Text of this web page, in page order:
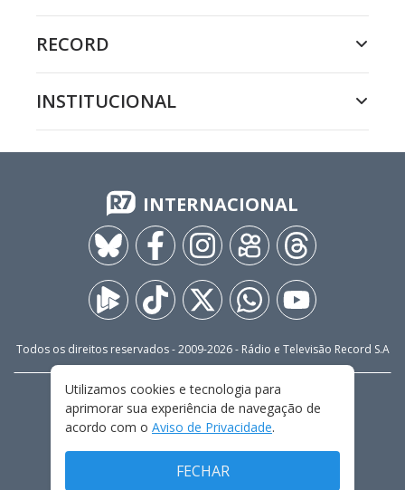
RECORD
INSTITUCIONAL
INTERNACIONAL
Todos os direitos reservados - 2009-2026- Rádio e Televisão Record S.A
FALE CONOSCO
PRIVACIDADE
TERMOS E CONDIÇÕES DE USO
Utilizamos cookies e tecnologia para
aprimorar sua experiência de navegação de
acordo com o Aviso de Privacidade.
FECHAR